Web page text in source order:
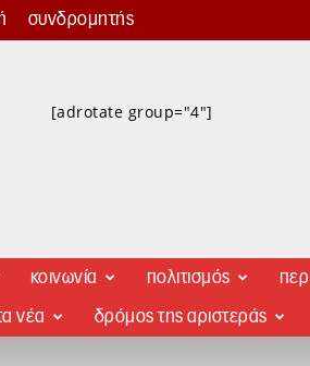
συνδρομητής
[adrotate group="4"]
κοινωνία πολιτισμός
νέα δρόμος της αριστεράς